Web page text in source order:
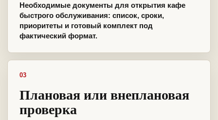
Необходимые документы для открытия кафе
быстрого обслуживания: список, сроки,
приоритеты и готовый комплект под
фактический формат.
03
Плановая или внеплановая
проверка